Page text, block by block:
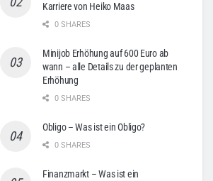
Karriere von Heiko Maas
0 SHARES
Minijob Erhöhung auf 600 Euro ab
wann – alle Details zu der geplanten
Erhöhung
0 SHARES
Obligo – Was ist ein Obligo?
0 SHARES
Finanzmarkt – Was ist ein